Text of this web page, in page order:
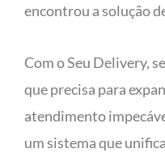
encontrou a solução
Com o Seu Delivery,
que precisa para
atendimento
um sistema que